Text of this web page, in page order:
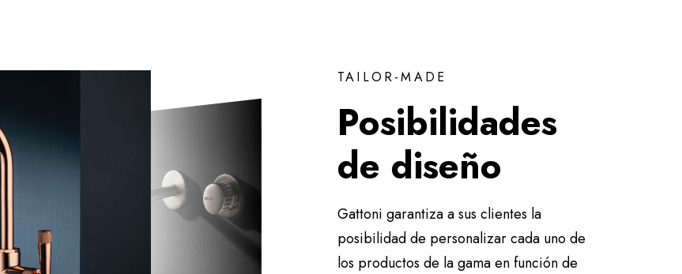
TAILOR-MADE
Posibilidades
de diseño
Gattoni garantiza a sus clientes la
posibilidad de personalizar cada uno de
los productos de la gama en función de